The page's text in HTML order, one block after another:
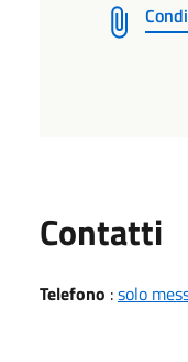
Contatti
Telefono :solo